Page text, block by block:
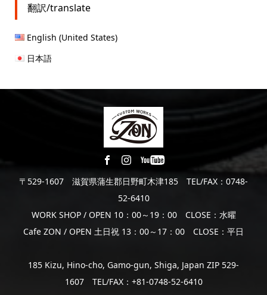
翻訳/translate
English (United States)
日本語
〒529-1607 滋賀県蒲生郡日野町木津185 TEL/FAX：0748-
52-6410
WORK SHOP / OPEN 10：00～19：00 CLOSE：水曜
Cafe ZON / OPEN 土日祝 13：00～17：00 CLOSE：平日
185 Kizu, Hino-cho, Gamo-gun, Shiga, Japan ZIP 529-
1607 TEL/FAX：+81-0748-52-6410